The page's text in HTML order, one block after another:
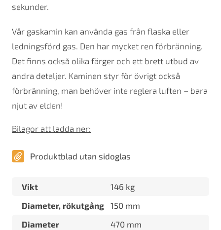
sekunder.
Vår gaskamin kan använda gas från flaska eller
ledningsförd gas. Den har mycket ren förbränning.
Det finns också olika färger och ett brett utbud av
andra detaljer. Kaminen styr för övrigt också
förbränning, man behöver inte reglera luften – bara
njut av elden!
Bilagor att ladda ner:
Produktblad utan sidoglas
Vikt
146 kg
Diameter, rökutgång
150 mm
Diameter
470 mm